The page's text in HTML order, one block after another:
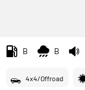
B B
4x4/Offroad